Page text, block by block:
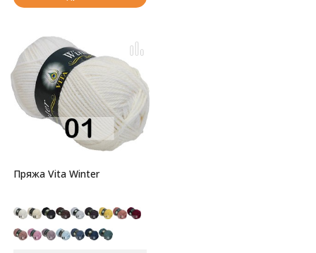
Пряжа Vita Winter